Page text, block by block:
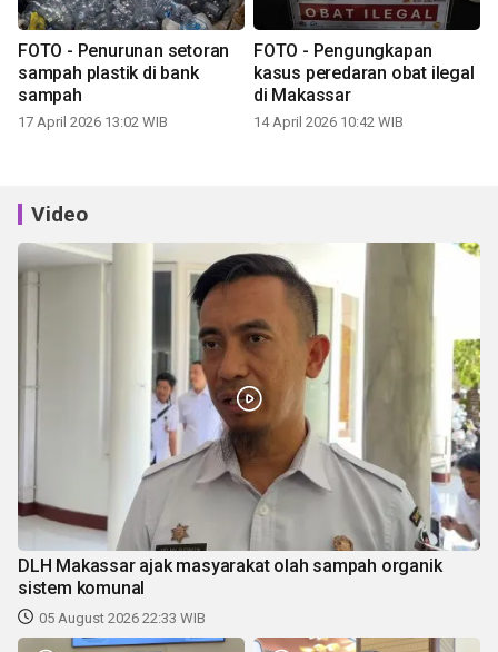
FOTO - Penurunan setoran
sampah plastik di bank
sampah
17 April 2026 13:02 WIB
FOTO - Pengungkapan
kasus peredaran obat ilegal
di Makassar
14 April 2026 10:42 WIB
Video
DLH Makassar ajak masyarakat olah sampah organik
sistem komunal
05 August 2026 22:33 WIB